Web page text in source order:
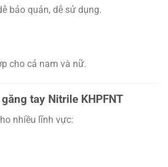
bảo quản, dễ sử dụng.
cho cả nam và nữ.
tay Nitrile KHPFNT
nhiều lĩnh vực: